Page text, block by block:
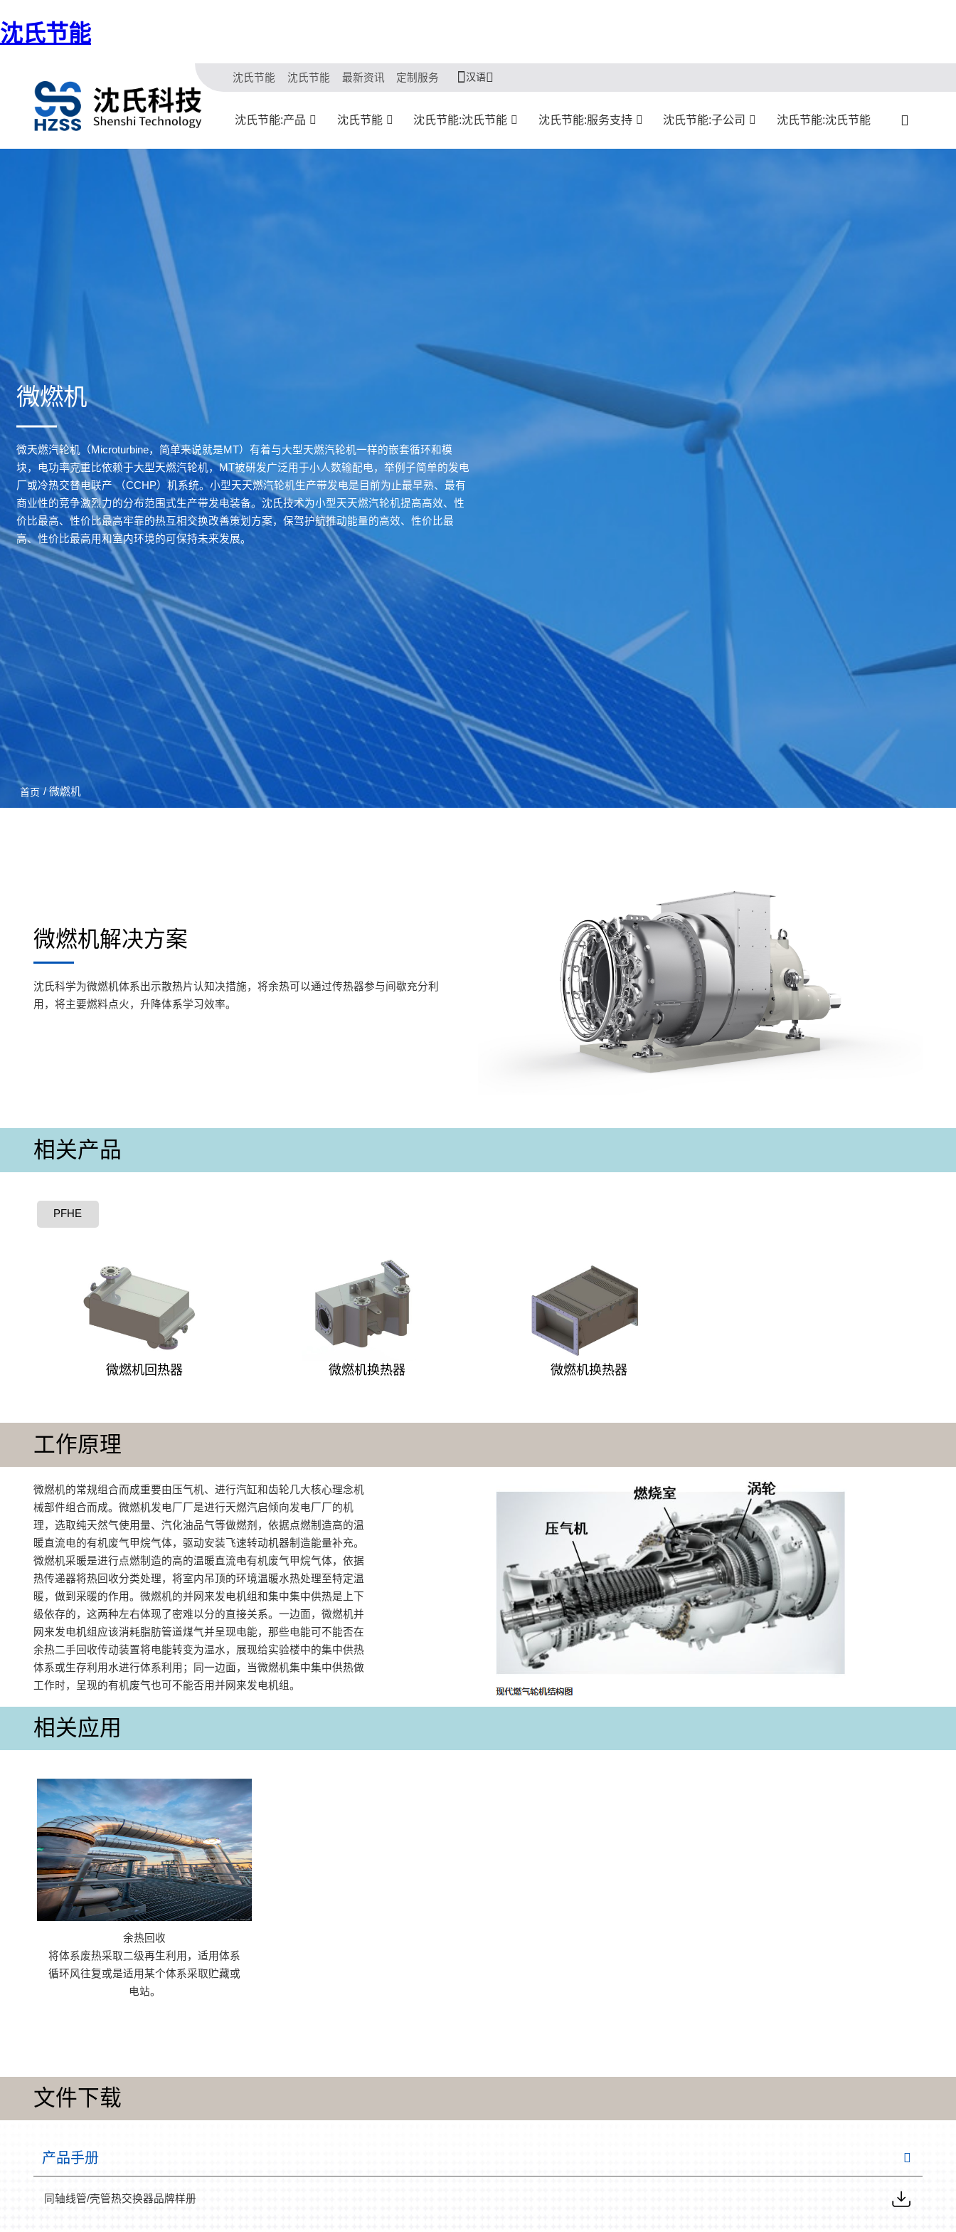
沈氏节能
沈氏节能 沈氏节能 最新资讯 定制服务 汉语
沈氏节能:产品 沈氏节能 沈氏节能:沈氏节能 沈氏节能:服务支持 沈氏节能:子公司 沈氏节能:沈氏节能
微燃机
微天燃汽轮机（Microturbine，简单来说就是MT）有着与大型天燃汽轮机一样的嵌套循环和模
块，电功率克重比依赖于大型天燃汽轮机，MT被研发广泛用于小人数输配电，举例子简单的发电
厂或冷热交替电联产 （CCHP）机系统。小型天天燃汽轮机生产带发电是目前为止最早熟、最有
商业性的竞争激烈力的分布范围式生产带发电装备。沈氏技术为小型天天燃汽轮机提高高效、性
价比最高、性价比最高牢靠的热互相交换改善策划方案，保驾护航推动能量的高效、性价比最
高、性价比最高用和室内环境的可保持未来发展。
首页 / 微燃机
微燃机解决方案
沈氏科学为微燃机体系出示散热片认知决措施，将余热可以通过传热器参与间歇充分利
用，将主要燃料点火，升降体系学习效率。
相关产品
PFHE
微燃机回热器 微燃机换热器 微燃机换热器
工作原理
微燃机的常规组合而成重要由压气机、进行汽缸和齿轮几大核心理念机
械部件组合而成‌。微燃机发电厂厂是进行天燃汽启倾向发电厂厂的机
理，选取纯天然气使用量、汽化油品气等做燃剂，依据点燃制造高的温
暖直流电的有机废气甲烷气体，驱动安装飞速转动机器制造能量补充。
微燃机采暖是进行点燃制造的高的温暖直流电有机废气甲烷气体，依据
热传递器将热回收分类处理，将室内吊顶的环境温暖水热处理至特定温
暖，做到采暖的作用。微燃机的并网来发电机组和集中集中供热是上下
级依存的，这两种左右体现了密难以分的直接关系。一边面，微燃机并
网来发电机组应该消耗脂肪管道煤气并呈现电能，那些电能可不能否在
余热二手回收传动装置将电能转变为温水，展现给实验楼中的集中供热
体系或生存利用水进行体系利用；同一边面，当微燃机集中集中供热做
工作时，呈现的有机废气也可不能否用并网来发电机组。
相关应用
余热回收
将体系废热采取二级再生利用，适用体系
循环风往复或是适用某个体系采取贮藏或
电站。
文件下载
产品手册
同轴线管/壳管热交换器品牌样册